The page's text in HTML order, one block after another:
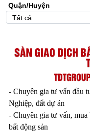
Quận/Huyện
SÀN GIAO DỊCH
- Chuyên gia tư vấn đầu
Nghiệp, đất dự án
- Chuyên gia tư vấn,
bất động sản